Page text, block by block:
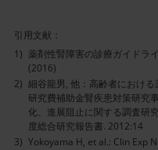
引用文献：
薬剤性腎障害の診療ガイドラ
(2016)
細谷龍男, 他：高齢者におけ
研究費補助金腎疾患対策研究
化、進展阻止に関する調査研
度総合研究報告書. 2012:14
Yokoyama H, et al.: Clin Exp